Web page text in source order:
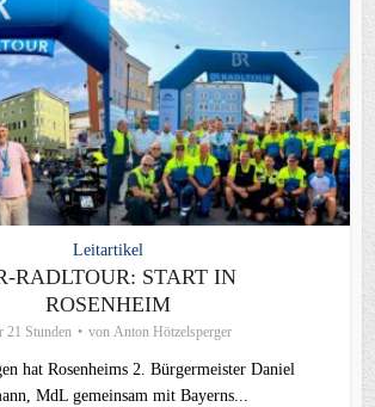
Leitartikel
RADLTOUR: START IN
ROSENHEIM
21 Stunden von Anton Hötzelsperger
hat Rosenheims 2. Bürgermeister Daniel
MdL gemeinsam mit Bayerns...